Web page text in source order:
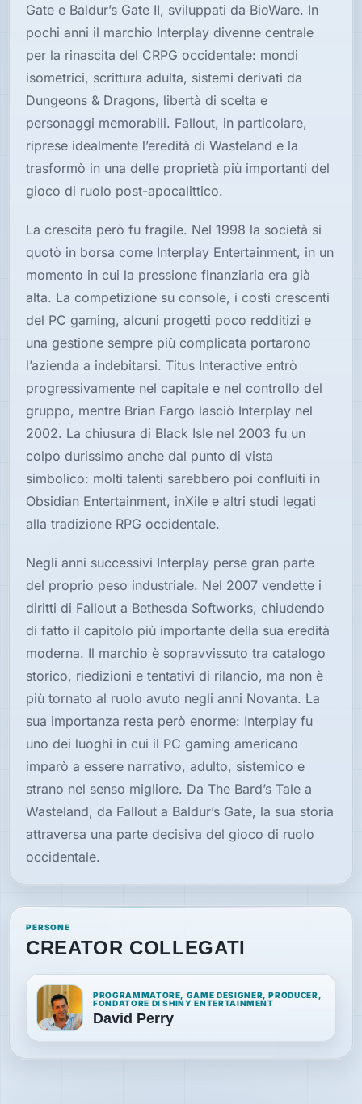
Gate e Baldur’s Gate II, sviluppati da BioWare. In
pochi anni il marchio Interplay divenne centrale
per la rinascita del CRPG occidentale: mondi
isometrici, scrittura adulta, sistemi derivati da
Dungeons & Dragons, libertà di scelta e
personaggi memorabili. Fallout, in particolare,
riprese idealmente l’eredità di Wasteland e la
trasformò in una delle proprietà più importanti del
gioco di ruolo post-apocalittico.
La crescita però fu fragile. Nel 1998 la società si
quotò in borsa come Interplay Entertainment, in un
momento in cui la pressione finanziaria era già
alta. La competizione su console, i costi crescenti
del PC gaming, alcuni progetti poco redditizi e
una gestione sempre più complicata portarono
l’azienda a indebitarsi. Titus Interactive entrò
progressivamente nel capitale e nel controllo del
gruppo, mentre Brian Fargo lasciò Interplay nel
2002. La chiusura di Black Isle nel 2003 fu un
colpo durissimo anche dal punto di vista
simbolico: molti talenti sarebbero poi confluiti in
Obsidian Entertainment, inXile e altri studi legati
alla tradizione RPG occidentale.
Negli anni successivi Interplay perse gran parte
del proprio peso industriale. Nel 2007 vendette i
diritti di Fallout a Bethesda Softworks, chiudendo
di fatto il capitolo più importante della sua eredità
moderna. Il marchio è sopravvissuto tra catalogo
storico, riedizioni e tentativi di rilancio, ma non è
più tornato al ruolo avuto negli anni Novanta. La
sua importanza resta però enorme: Interplay fu
uno dei luoghi in cui il PC gaming americano
imparò a essere narrativo, adulto, sistemico e
strano nel senso migliore. Da The Bard’s Tale a
Wasteland, da Fallout a Baldur’s Gate, la sua storia
attraversa una parte decisiva del gioco di ruolo
occidentale.
PERSONE
CREATOR COLLEGATI
PROGRAMMATORE, GAME DESIGNER, PRODUCER,
FONDATORE DI SHINY ENTERTAINMENT
David Perry